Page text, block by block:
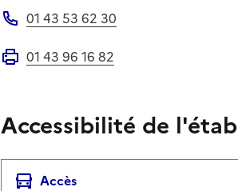
01 43 53 62 30
01 43 96 16 82
Accessibilité de
Accès